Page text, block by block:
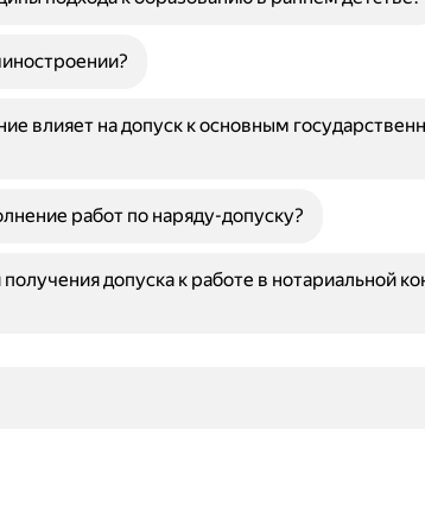
влияет на допуск к основным
работ по наряду-допуску?
допуска к работе в нотариальной